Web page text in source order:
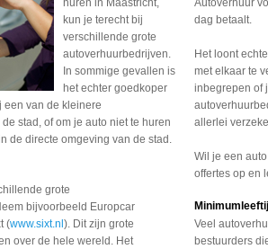
huren in Maastricht,
kun je terecht bij
verschillende grote
autoverhuurbedrijven.
In sommige gevallen is
het echter goedkoper
een van de kleinere
stad, of om je auto niet te huren
de directe omgeving van de stad.
grote
bijvoorbeeld Europcar
(www.sixt.nl ). Dit zijn grote
over de hele wereld. Het
Autoverhuur
dag betaalt.
Het loont
met elkaar te
inbegrepen of
allerlei
Wil je een
offertes op en
Veel
bestuurders